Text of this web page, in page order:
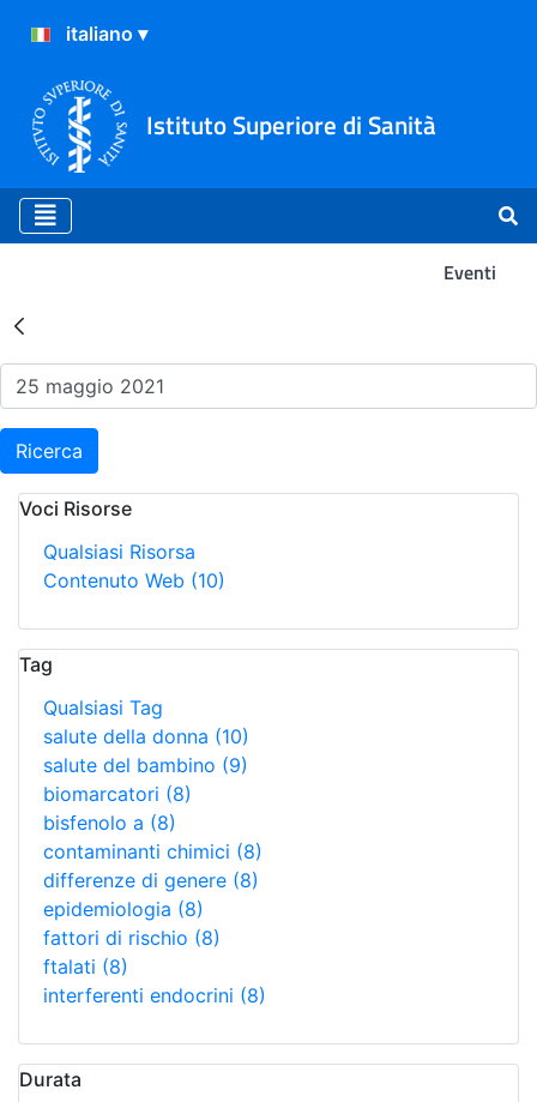
Istituto Superiore di Sanità
Eventi
Risultati della Ricerca -
Ricerca
Voci Risorse
Qualsiasi Risorsa
Contenuto Web (10)
Tag
Qualsiasi Tag
salute della donna (10)
salute del bambino (9)
biomarcatori (8)
bisfenolo a (8)
contaminanti chimici (8)
differenze di genere (8)
epidemiologia (8)
fattori di rischio (8)
ftalati (8)
interferenti endocrini (8)
Durata